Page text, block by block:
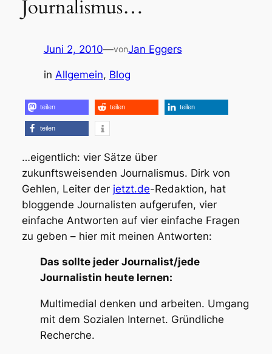
Journalismus…
Juni 2, 2010—vonJan Eggers
in Allgemein, Blog
teilen teilen teilen
teilen
…eigentlich: vier Sätze über
zukunftsweisenden Journalismus. Dirk von
Gehlen, Leiter der jetzt.de-Redaktion, hat
bloggende Journalisten aufgerufen, vier
einfache Antworten auf vier einfache Fragen
zu geben – hier mit meinen Antworten:
Das sollte jeder Journalist/jede
Journalistin heute lernen:
Multimedial denken und arbeiten. Umgang
mit dem Sozialen Internet. Gründliche
Recherche.